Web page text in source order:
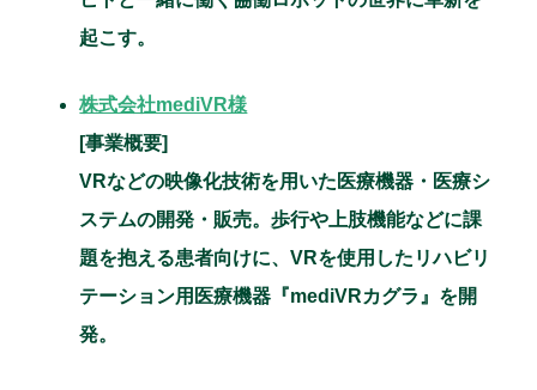
起こす。
株式会社mediVR様
[事業概要]
VRなどの映像化技術を用いた医療機器・医療シ
ステムの開発・販売。歩行や上肢機能などに課
題を抱える患者向けに、VRを使用したリハビリ
テーション用医療機器『mediVRカグラ』を開
発。